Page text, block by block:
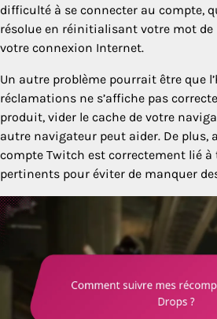
difficulté à se connecter au compte,
résolue en réinitialisant votre mot
votre connexion Internet.
Un autre problème pourrait être que
réclamations ne s’affiche pas
produit, vider le cache de votre
autre navigateur peut aider. De plus,
compte Twitch est correctement lié à
pertinents pour éviter de manquer